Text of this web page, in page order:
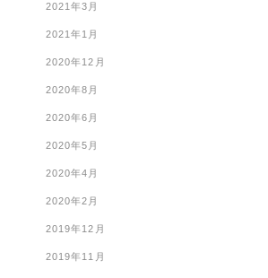
2021年3月
2021年1月
2020年12月
2020年8月
2020年6月
2020年5月
2020年4月
2020年2月
2019年12月
2019年11月